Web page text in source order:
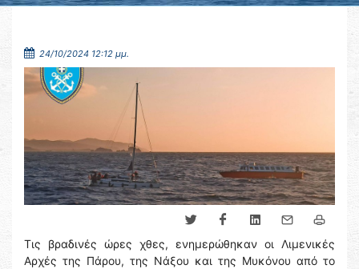
24/10/2024 12:12 μμ.
Τις βραδινές ώρες χθες, ενημερώθηκαν οι Λιμενικές
Αρχές της Πάρου, της Νάξου και της Μυκόνου από το